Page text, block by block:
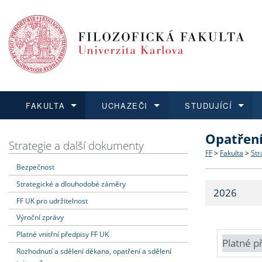
FAKULTA
Dozvědět se více
Struktura
Strategie
Fakultní
UCHAZEČI
Podat přihlášku
Co
Učitelské
STUDUJÍCÍ
Dozvědět se více
Dozvědět se více
O vědě a
Dozvědět se více
Aktuální
Strategie a další dokumenty
Bezpečnost
Strategické a dlouhodobé záměry
FF UK pro udržitelnost
Výroční zprávy
Platné vnitřní předpisy FF UK
Rozhodnutí a sdělení děkana, opatření a sdělení
FF > Fakulta >
2026
Platné